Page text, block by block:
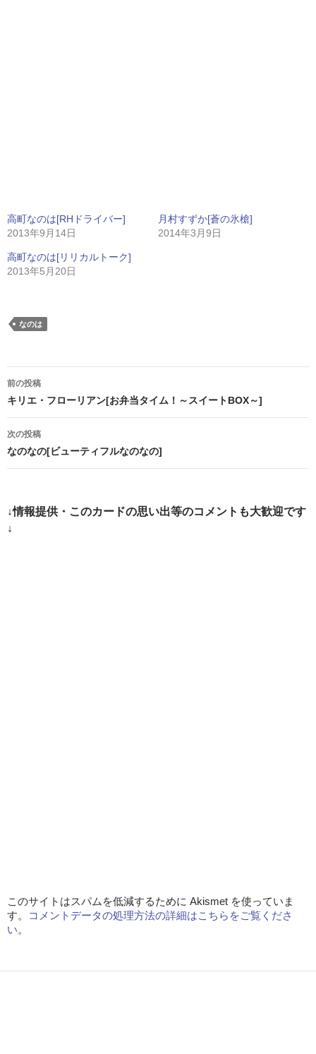
高町なのは[RHドライバー]
2013年9月14日
月村すずか[蒼の氷槍]
2014年3月9日
高町なのは[リリカルトーク]
2013年5月20日
なのは
投
稿
ナ
ビ
ー
シ
前の投稿
キリエ・フローリアン[お弁当タイム！～スイートBOX～]
次の投稿
なのなの[ビューティフルなのなの]
↓情報提供・このカードの思い出等のコメントも大歓迎です
↓
このサイトはスパムを低減するために Akismet を使っていま
す。
コメントデータの処理方法の詳細はこちらをご覧くださ
い。